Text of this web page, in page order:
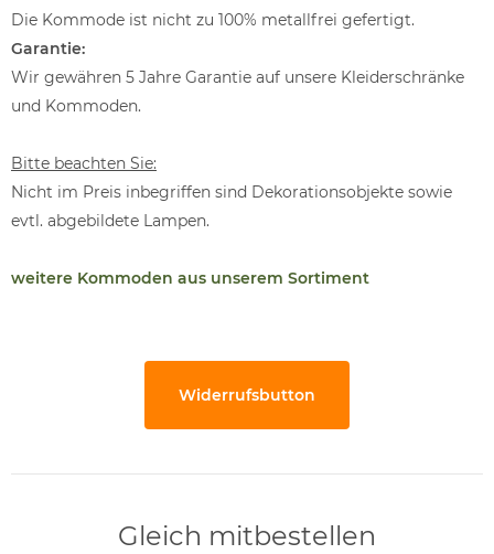
Die Kommode ist nicht zu 100% metallfrei gefertigt.
Garantie:
Wir gewähren 5 Jahre Garantie auf unsere Kleiderschränke
und Kommoden.
Bitte beachten Sie:
Nicht im Preis inbegriffen sind Dekorationsobjekte sowie
evtl. abgebildete Lampen.
weitere Kommoden aus unserem Sortiment
Widerrufsbutton
Gleich mitbestellen